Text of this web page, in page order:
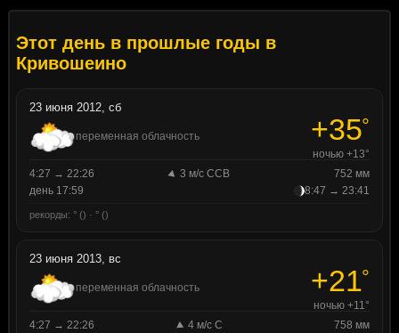
Этот день в прошлые годы в
Кривошеино
23 июня 2012, сб
переменная облачность +35°
ночью +13°
4:27 → 22:26
3 м/с ССВ
752 мм
день 17:59
8:47 → 23:41
рекорды: ° () · ° ()
23 июня 2013, вс
переменная облачность +21°
ночью +11°
4:27 → 22:26
4 м/с С
758 мм